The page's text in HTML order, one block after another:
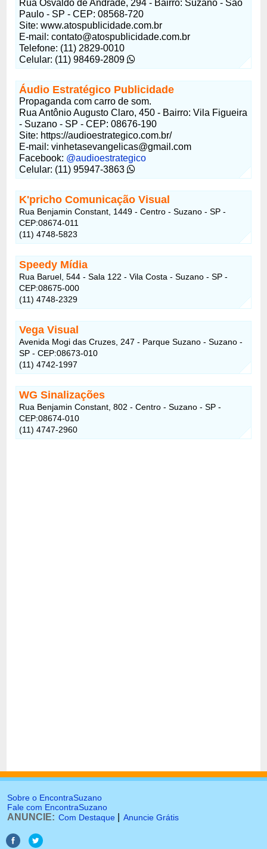
Rua Osvaldo de Andrade, 294 - Bairro: Suzano - São
Paulo - SP - CEP: 08568-720
Site: www.atospublicidade.com.br
E-mail: contato@atospublicidade.com.br
Telefone: (11) 2829-0010
Celular: (11) 98469-2809
Áudio Estratégico Publicidade
Propaganda com carro de som.
Rua Antônio Augusto Claro, 450 - Bairro: Vila Figueira
- Suzano - SP - CEP: 08676-190
Site: https://audioestrategico.com.br/
E-mail: vinhetasevangelicas@gmail.com
Facebook: @audioestrategico
Celular: (11) 95947-3863
K'pricho Comunicação Visual
Rua Benjamin Constant, 1449 - Centro - Suzano - SP -
CEP:08674-011
(11) 4748-5823
Speedy Mídia
Rua Baruel, 544 - Sala 122 - Vila Costa - Suzano - SP -
CEP:08675-000
(11) 4748-2329
Vega Visual
Avenida Mogi das Cruzes, 247 - Parque Suzano - Suzano -
SP - CEP:08673-010
(11) 4742-1997
WG Sinalizações
Rua Benjamin Constant, 802 - Centro - Suzano - SP -
CEP:08674-010
(11) 4747-2960
Sobre o EncontraSuzano
Fale com EncontraSuzano
ANUNCIE: Com Destaque Anuncie Grátis